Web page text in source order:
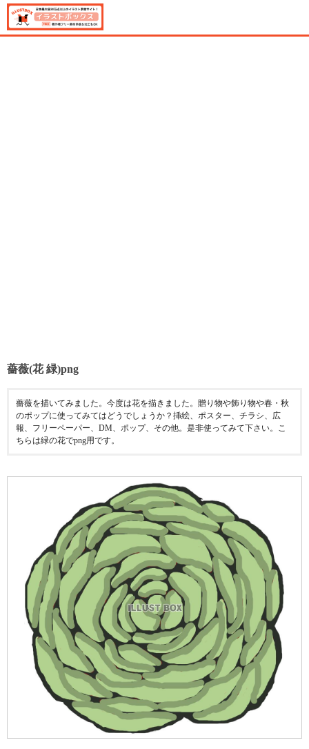
薔薇(花 緑)png
薔薇を描いてみました。今度は花を描きました。贈り物や飾り物や春・秋
のポップに使ってみてはどうでしょうか？挿絵、ポスター、チラシ、広
報、フリーペーパー、DM、ポップ、その他。是非使ってみて下さい。こ
ちらは緑の花でpng用です。